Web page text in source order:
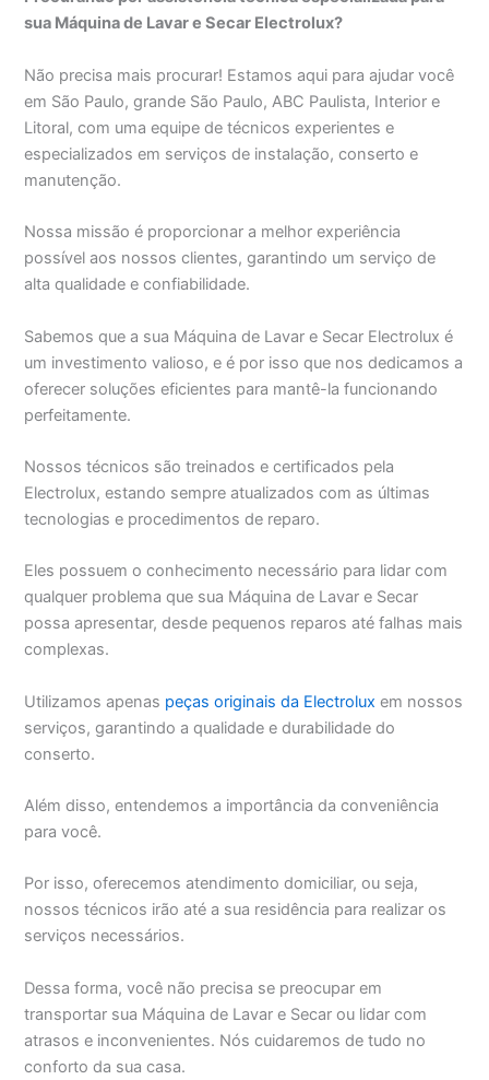
sua Máquina de Lavar e Secar Electrolux?
Não precisa mais procurar! Estamos aqui para ajudar você
em São Paulo, grande São Paulo, ABC Paulista, Interior e
Litoral, com uma equipe de técnicos experientes e
especializados em serviços de instalação, conserto e
manutenção.
Nossa missão é proporcionar a melhor experiência
possível aos nossos clientes, garantindo um serviço de
alta qualidade e confiabilidade.
Sabemos que a sua Máquina de Lavar e Secar Electrolux é
um investimento valioso, e é por isso que nos dedicamos a
oferecer soluções eficientes para mantê-la funcionando
perfeitamente.
Nossos técnicos são treinados e certificados pela
Electrolux, estando sempre atualizados com as últimas
tecnologias e procedimentos de reparo.
Eles possuem o conhecimento necessário para lidar com
qualquer problema que sua Máquina de Lavar e Secar
possa apresentar, desde pequenos reparos até falhas mais
complexas.
Utilizamos apenas peças originais da Electrolux em nossos
serviços, garantindo a qualidade e durabilidade do
conserto.
Além disso, entendemos a importância da conveniência
para você.
Por isso, oferecemos atendimento domiciliar, ou seja,
nossos técnicos irão até a sua residência para realizar os
serviços necessários.
Dessa forma, você não precisa se preocupar em
transportar sua Máquina de Lavar e Secar ou lidar com
atrasos e inconvenientes. Nós cuidaremos de tudo no
conforto da sua casa.